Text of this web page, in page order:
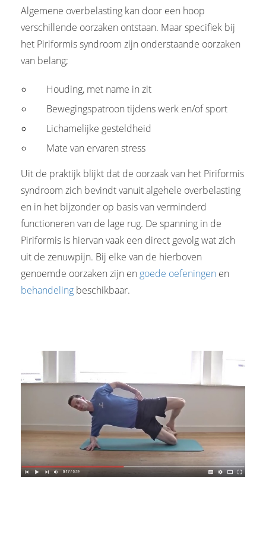
Algemene overbelasting kan door een hoop
verschillende oorzaken ontstaan. Maar specifiek bij
het Piriformis syndroom zijn onderstaande oorzaken
van belang;
Houding, met name in zit
Bewegingspatroon tijdens werk en/of sport
Lichamelijke gesteldheid
Mate van ervaren stress
Uit de praktijk blijkt dat de oorzaak van het Piriformis
syndroom zich bevindt vanuit algehele overbelasting
en in het bijzonder op basis van verminderd
functioneren van de lage rug. De spanning in de
Piriformis is hiervan vaak een direct gevolg wat zich
uit de zenuwpijn. Bij elke van de hierboven
genoemde oorzaken zijn en goede oefeningen en
behandeling beschikbaar.